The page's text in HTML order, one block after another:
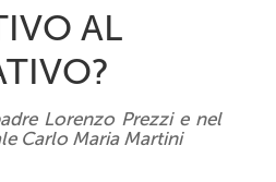
AL
Lorenzo Prezzi e nel
Carlo Maria Martini